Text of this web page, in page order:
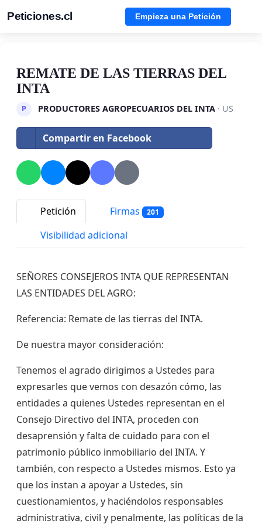
Peticiones.cl Empieza una Petición
REMATE DE LAS TIERRAS DEL
INTA
P PRODUCTORES AGROPECUARIOS DEL INTA· US
Compartir en Facebook
Petición Firmas 201
Visibilidad adicional
SEÑORES CONSEJEROS INTA QUE REPRESENTAN
LAS ENTIDADES DEL AGRO:
Referencia: Remate de las tierras del INTA.
De nuestra mayor consideración:
Tenemos el agrado dirigimos a Ustedes para
expresarles que vemos con desazón cómo, las
entidades a quienes Ustedes representan en el
Consejo Directivo del INTA, proceden con
desaprensión y falta de cuidado para con el
patrimonio público inmobiliario del INTA. Y
también, con respecto a Ustedes mismos. Esto ya
que los instan a apoyar a Ustedes, sin
cuestionamientos, y haciéndolos responsables
administrativa, civil y penalmente, las políticas de la